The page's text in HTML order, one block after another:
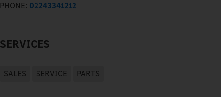
PHONE: 02243341212
SERVICES
SALES SERVICE PARTS